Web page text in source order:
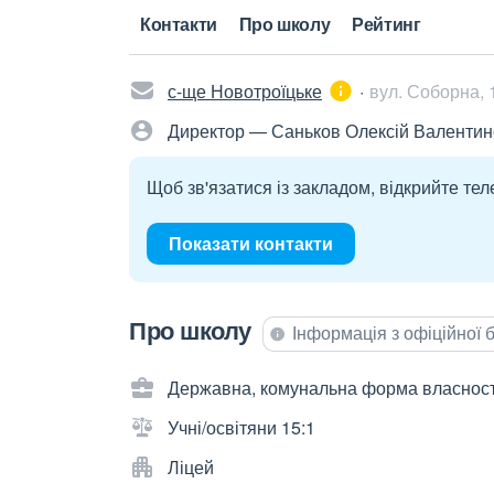
Контакти Про школу Рейтинг
с-ще Новотроїцьке
вул. Соборна,
Директор — Саньков Олексій
Щоб зв'язатися із закладом, відкрийте
Показати контакти
Про школу Інформація з
Державна, комунальна форма
Учні/освітяни 15:1
Ліцей